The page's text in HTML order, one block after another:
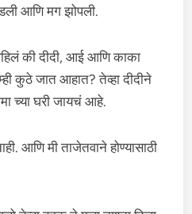
आणि मग झोपली.
की दीदी, आई आणि काका
कुठे जात आहात? तेव्हा दीदीने
च्या घरी जायचं आहे.
आणि मी ताजेतवाने होण्यासाठी